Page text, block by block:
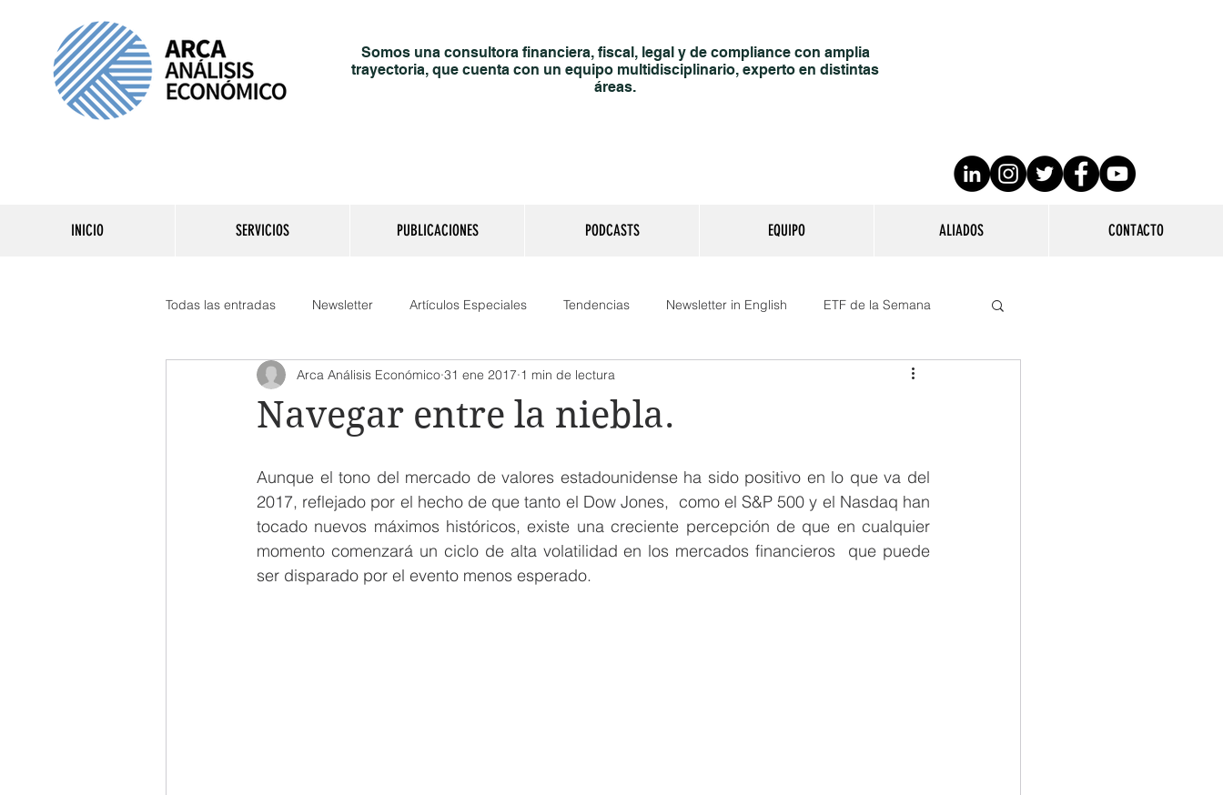
Somos una consultora financiera, fiscal, legal y de compliance con amplia
trayectoria, que cuenta con un equipo multidisciplinario, experto en distintas
áreas.
INICIO SERVICIOS PUBLICACIONES PODCASTS EQUIPO ALIADOS CONTACTO
Todas las entradas Newsletter Artículos Especiales Tendencias Newsletter in English ETF de la Semana
Reporte del día
Navegar entre la niebla.
Arca Análisis Económico 31 ene 2017 1 min de lectura
Aunque el tono del mercado de valores estadounidense ha sido positivo en lo que va del
2017, reflejado por el hecho de que tanto el Dow Jones,  como el S&P 500 y el Nasdaq han
tocado nuevos máximos históricos, existe una creciente percepción de que en cualquier
momento comenzará un ciclo de alta volatilidad en los mercados financieros  que puede
ser disparado por el evento menos esperado.